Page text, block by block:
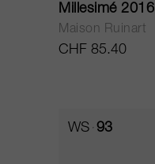
Millesimé 2016
Maison Ruinart
CHF 85.40
WS 93